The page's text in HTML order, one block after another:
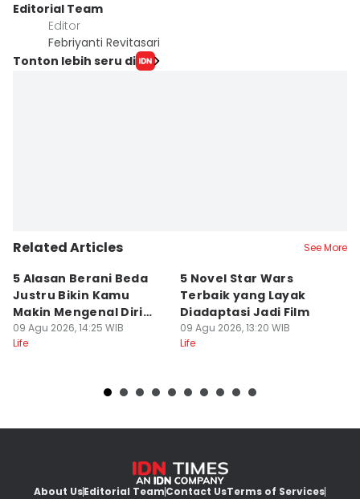
Editorial Team
Editor
Febriyanti Revitasari
Tonton lebih seru di
Related Articles See More
5 Alasan Berani Beda
Justru Bikin Kamu
Makin Mengenal Diri
Sendiri
09 Agu 2026, 14:25 WIB
Life
5 Novel Star Wars
Terbaik yang Layak
Diadaptasi Jadi Film
09 Agu 2026, 13:20 WIB
Life
About UsEditorial TeamContact UsTerms of Services